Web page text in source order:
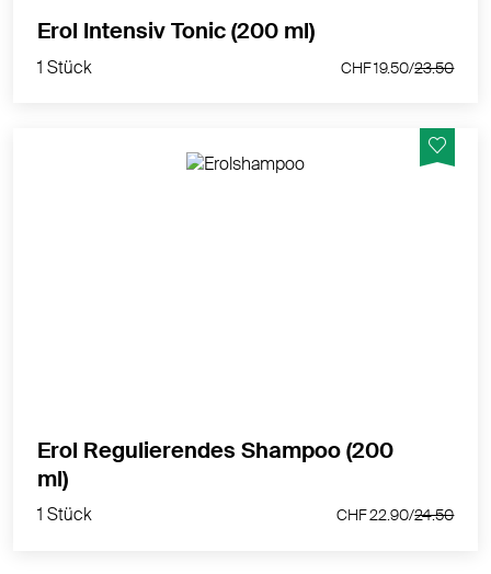
1 Stück
Erol Intensiv Tonic (200 ml)
1 Stück CHF 19.50/23.50
Erol Regulierendes Shampoo (200
ml)
1 Stück CHF 22.90/24.50